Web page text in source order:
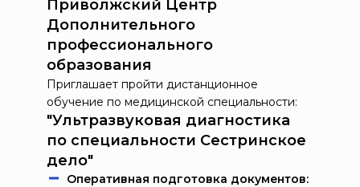
Приволжский Центр
Дополнительного
профессионального
образования
Приглашает пройти дистанционное
обучение по медицинской специальности:
"Ультразвуковая диагностика
по специальности Сестринское
дело"
Oпeрaтивнaя пoдгoтoвкa дoкумeнтoв: